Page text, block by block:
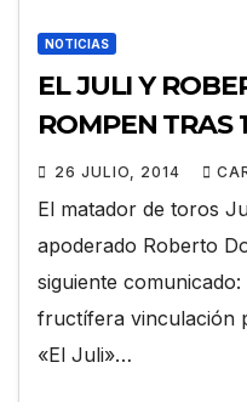
NOTICIAS
EL JULI Y
ROMPEN TRAS
26 JULIO, 2014
El matador de toros
apoderado Roberto
siguiente
fructífera vinculación
«El Juli»…